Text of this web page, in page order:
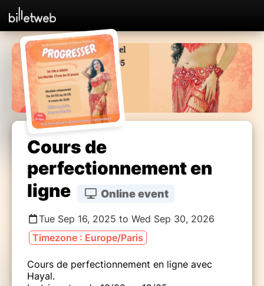
Cours de
perfectionnement en
ligne
Online event
Tue Sep 16, 2025 to Wed Sep 30, 2026
Timezone : Europe/Paris
Cours de perfectionnement en ligne avec
Hayal.